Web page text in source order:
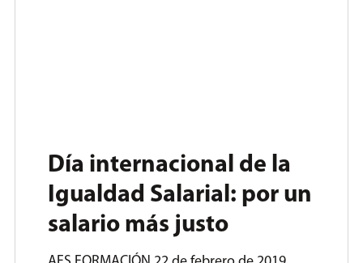
Día internacional de la
Igualdad Salarial: por un
salario más justo